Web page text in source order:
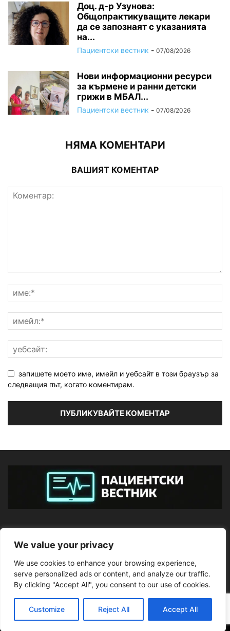
We value your privacy
We use cookies to enhance your browsing experience,
serve personalized ads or content, and analyze our traffic.
By clicking "Accept All", you consent to our use of cookies.
Customize Reject All Accept All
Доц. д-р Узунова:
Общопрактикуващите лекари
да се запознаят с указанията
на...
Пациентски вестник - 07/08/2026
Нови информационни ресурси
за кърмене и ранни детски
грижи в МБАЛ...
Пациентски вестник - 07/08/2026
НЯМА КОМЕНТАРИ
ВАШИЯТ КОМЕНТАР
запишете моето име, имейл и уебсайт в този браузър за
следващия път, когато коментирам.
ПОСЛЕДВАЙТЕ НИ